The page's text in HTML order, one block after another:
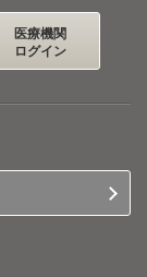
医療機関
ログイン